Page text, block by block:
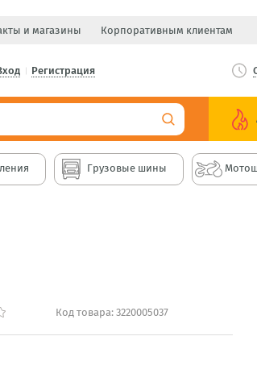
и магазины Корпоративным клиентам
Регистрация
Грузовые шины
Код товара:3220005037